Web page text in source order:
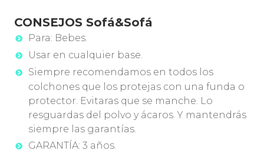
CONSEJOS Sofá&Sofá
Para: Bebes.
Usar en cualquier base.
Siempre recomendamos en todos los
colchones que los protejas con una funda o
protector. Evitaras que se manche. Lo
resguardas del polvo y ácaros. Y mantendrás
siempre las garantías.
GARANTÍA: 3 años.